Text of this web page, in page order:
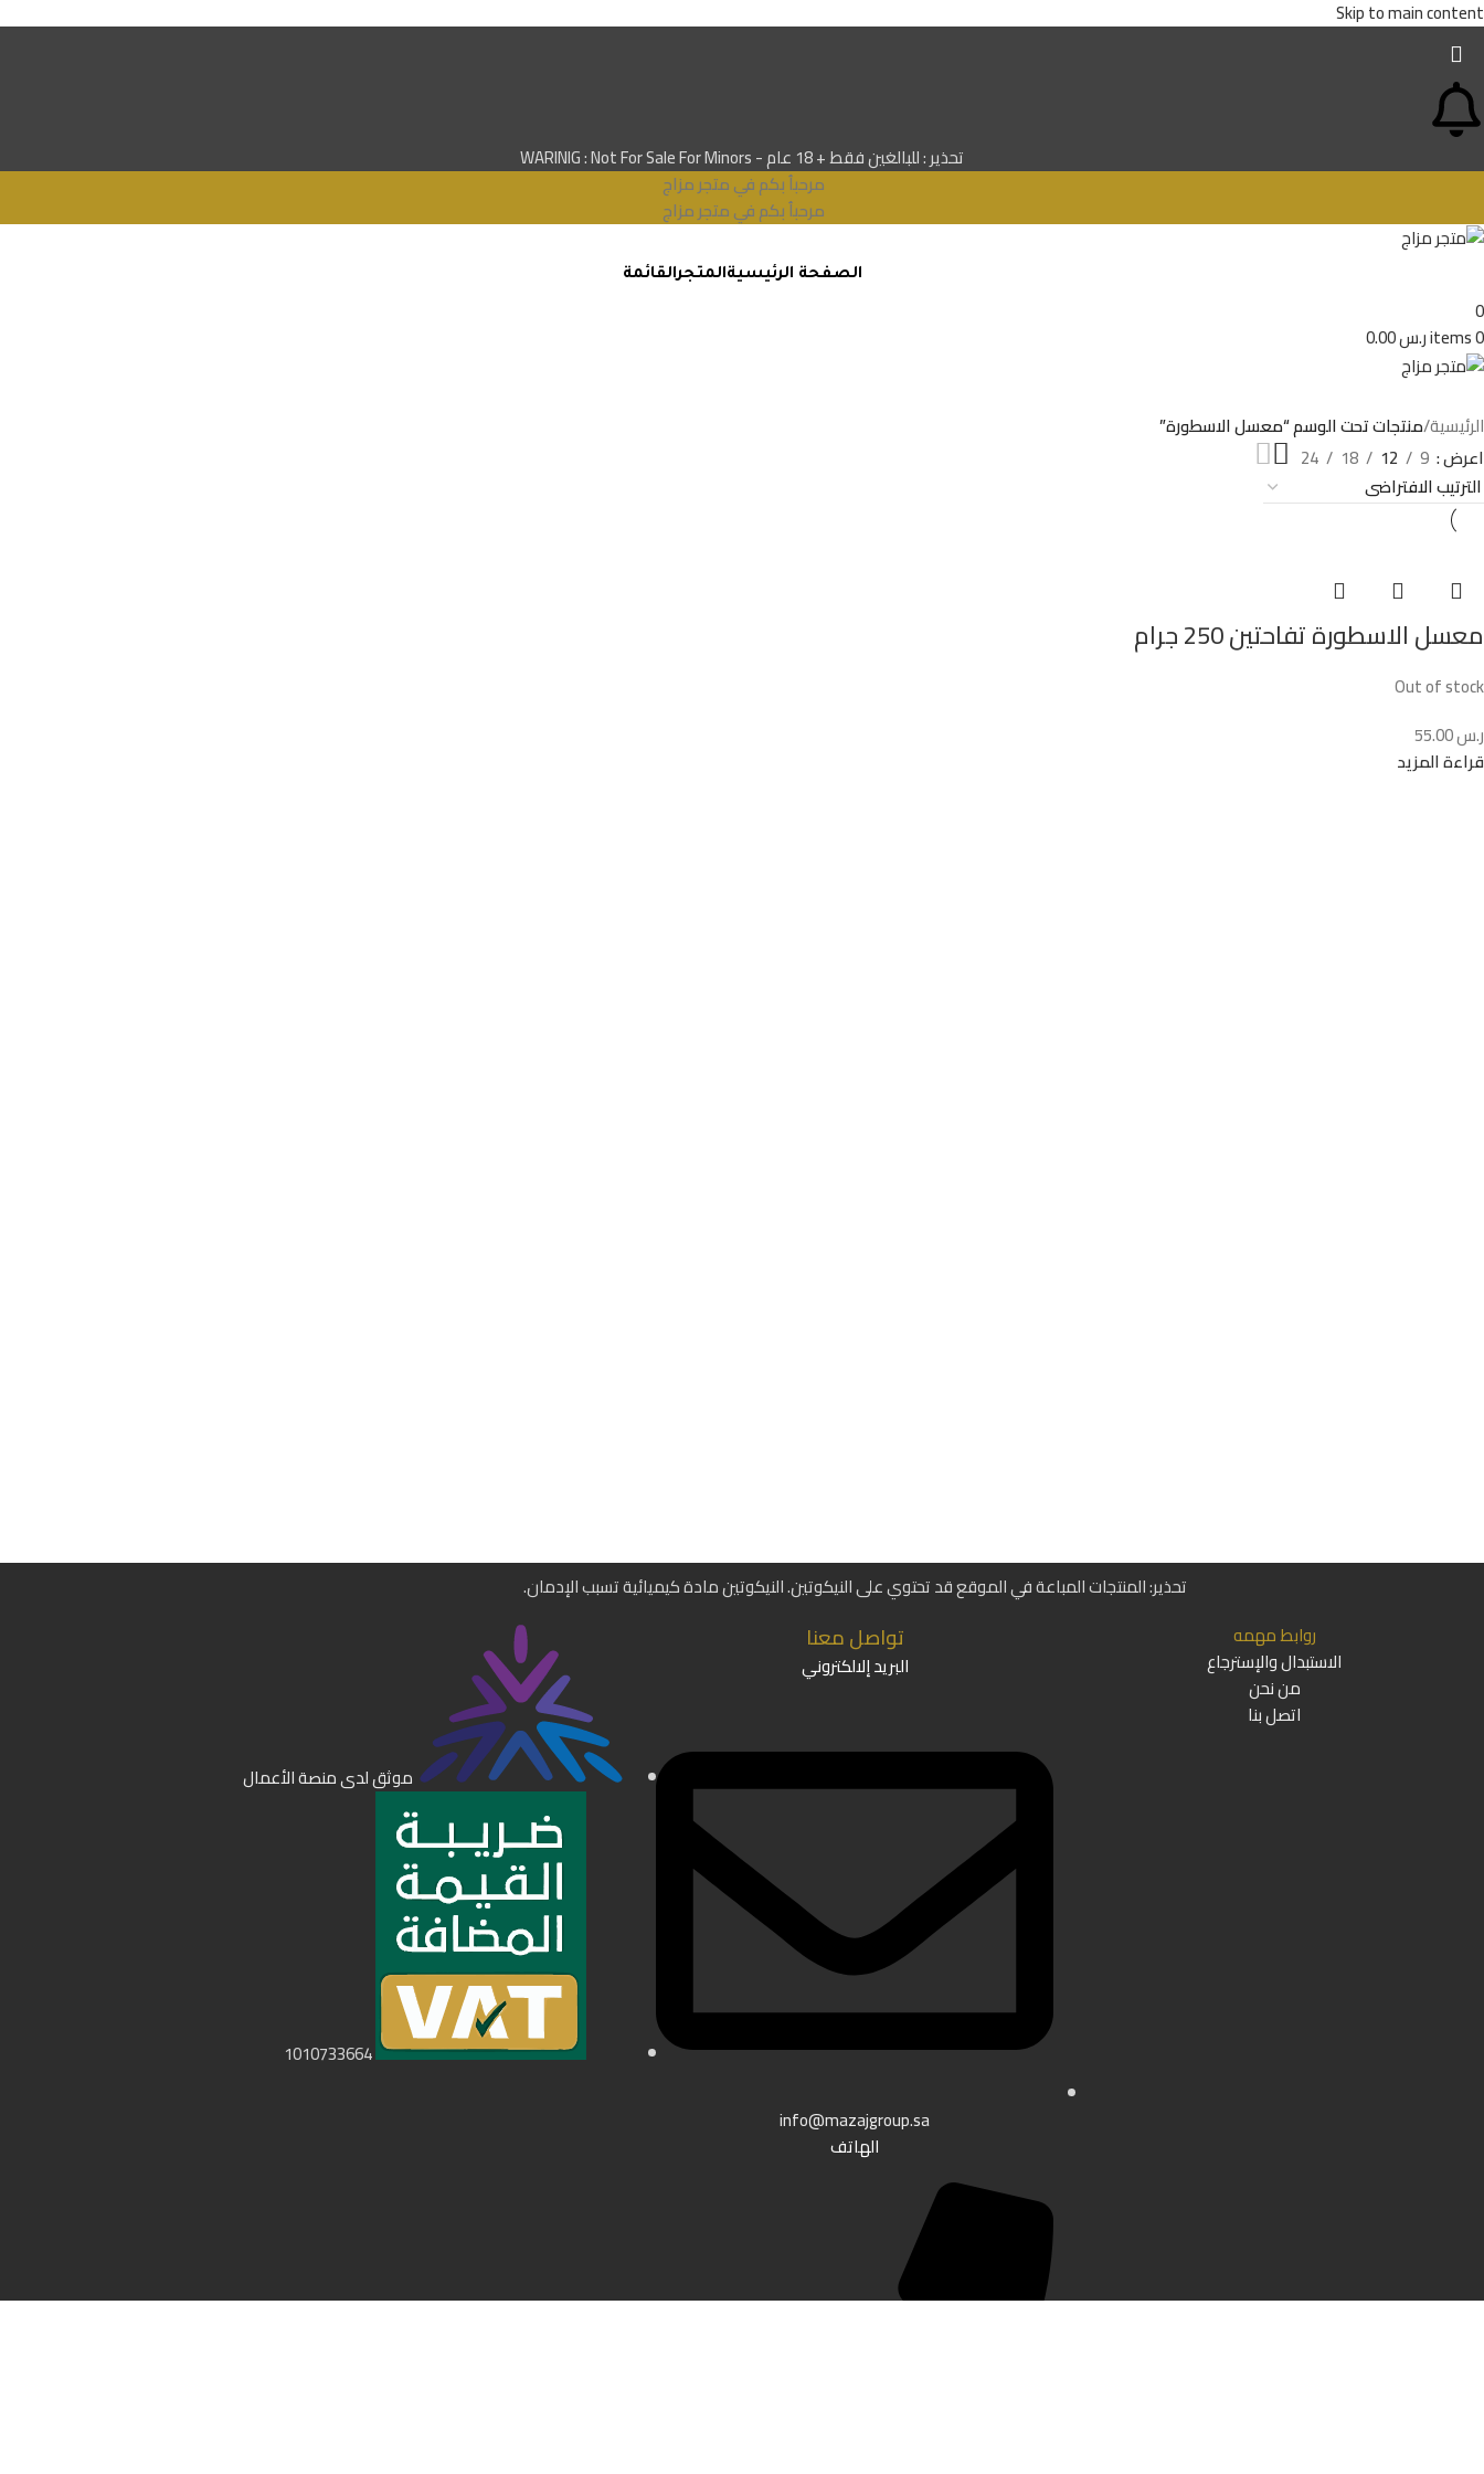
Skip to main content
تحذير : للبالغين فقط + 18 عام - WARINIG : Not For Sale For Minors
مرحباُ بكم في متجر مزاج
مرحباُ بكم في متجر مزاج
الصفحة الرئيسيةالمتجرالقائمة
0
0
itemsر.س
الرئيسية/منتجات تحت الوسم “معسل الاسطورة”
اعرض 9
12
18
24
معسل الاسطورة تفاحتين 250 جرام
Out of stock
ر.س
قراءة المزيد
تحذير: المنتجات المباعة في الموقع قد تحتوي على النيكوتين. النيكوتين مادة كيميائية تسبب الإدمان.
روابط مهمه
الاستبدال والإسترجاع
من نحن
اتصل بنا
تواصل معنا
البريد إلالكتروني
info@mazajgroup.sa
الهاتف
موثق لدى منصة الأعمال
1010733664